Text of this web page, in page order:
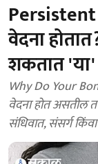
Persistent
वेदना
शकतात 'या'
Why Do Your
वेदना होत असतील
संधिवात, संसर्ग